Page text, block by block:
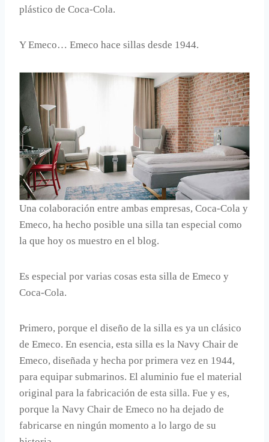
plástico de Coca-Cola.
Y Emeco… Emeco hace sillas desde 1944.
Una colaboración entre ambas empresas, Coca-Cola y
Emeco, ha hecho posible una silla tan especial como
la que hoy os muestro en el blog.
Es especial por varias cosas esta silla de Emeco y
Coca-Cola.
Primero, porque el diseño de la silla es ya un clásico
de Emeco. En esencia, esta silla es la Navy Chair de
Emeco, diseñada y hecha por primera vez en 1944,
para equipar submarinos. El aluminio fue el material
original para la fabricación de esta silla. Fue y es,
porque la Navy Chair de Emeco no ha dejado de
fabricarse en ningún momento a lo largo de su